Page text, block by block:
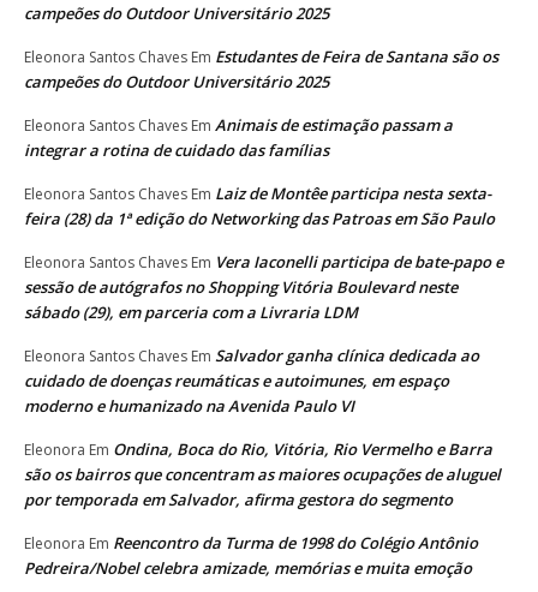
campeões do Outdoor Universitário 2025
Eleonora Santos Chaves Em Estudantes de Feira de Santana são os
campeões do Outdoor Universitário 2025
Eleonora Santos Chaves Em Animais de estimação passam a
integrar a rotina de cuidado das famílias
Eleonora Santos Chaves Em Laiz de Montêe participa nesta sexta-
feira (28) da 1ª edição do Networking das Patroas em São Paulo
Eleonora Santos Chaves Em Vera Iaconelli participa de bate-papo e
sessão de autógrafos no Shopping Vitória Boulevard neste
sábado (29), em parceria com a Livraria LDM
Eleonora Santos Chaves Em Salvador ganha clínica dedicada ao
cuidado de doenças reumáticas e autoimunes, em espaço
moderno e humanizado na Avenida Paulo VI
Eleonora Em Ondina, Boca do Rio, Vitória, Rio Vermelho e Barra
são os bairros que concentram as maiores ocupações de aluguel
por temporada em Salvador, afirma gestora do segmento
Eleonora Em Reencontro da Turma de 1998 do Colégio Antônio
Pedreira/Nobel celebra amizade, memórias e muita emoção